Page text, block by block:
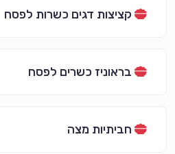
קציצות דגים כשרות לפסח
בראוניז כשרים לפסח
חביתיות מצה